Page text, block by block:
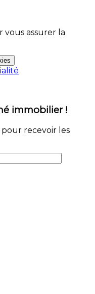
vous assurer la
immobilier !
recevoir les